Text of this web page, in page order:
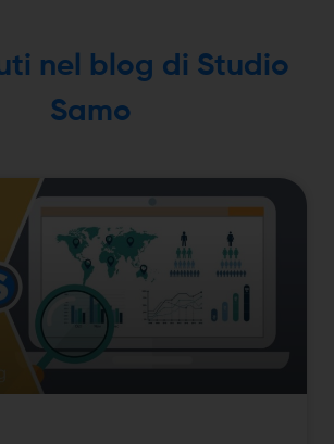
nel blog di Studio
Samo